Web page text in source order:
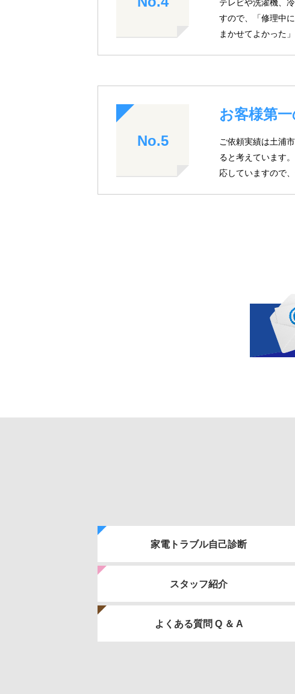
テレビや洗濯機、
すので、「修理中
まかせてよかった
No.5
お客様第
ご依頼実績は土浦
ると考えています
応していますので
家電トラブル自己診断
スタッフ紹介
よくある質問 Q ＆ A